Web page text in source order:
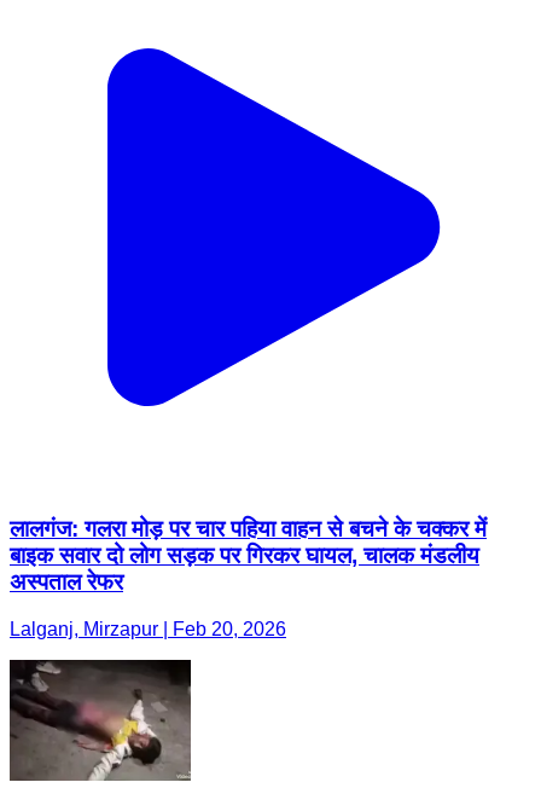
लालगंज: गलरा मोड़ पर चार पहिया वाहन से बचने के चक्कर में
बाइक सवार दो लोग सड़क पर गिरकर घायल, चालक मंडलीय
अस्पताल रेफर
Lalganj, Mirzapur | Feb 20, 2026